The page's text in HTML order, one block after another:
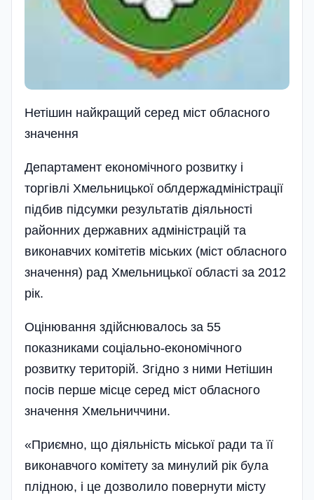
Нетішин найкращий серед міст обласного
значення
Департамент економічного розвитку і
торгівлі Хмельницької облдержадміністрації
підбив підсумки результатів діяльності
районних державних адміністрацій та
виконавчих комітетів міських (міст обласного
значення) рад Хмельницької області за 2012
рік.
Оцінювання здійснювалось за 55
показниками соціально-економічного
розвитку територій. Згідно з ними Нетішин
посів перше місце серед міст обласного
значення Хмельниччини.
«Приємно, що діяльність міської ради та її
виконавчого комітету за минулий рік була
плідною, і це дозволило повернути місту